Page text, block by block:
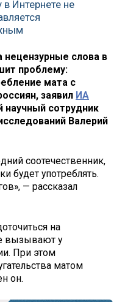
в Интернете не
нецензурные слова в
проблему:
мата с
заявил ИА
научный сотрудник
Валерий
соотечественник,
будет употреблять.
— рассказал
на
вызывают у
При этом
матом
он.